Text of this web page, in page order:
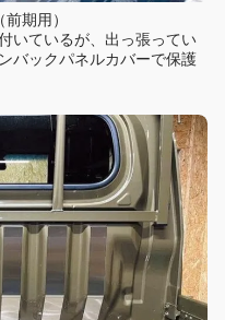
期用）
いているが、出っ張ってい
バックパネルカバーで保護